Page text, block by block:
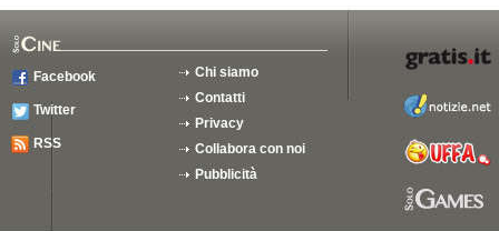
Facebook
Twitter
RSS
Chi siamo
Contatti
Privacy
Collabora con noi
Pubblicità